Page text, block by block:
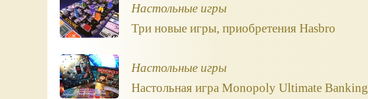
Настольные игры
Три новые игры, приобретения Hasbro
Настольные игры
Настольная игра Monopoly Ultimate Banking